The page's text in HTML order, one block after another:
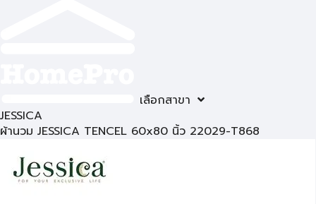
เลือกสาขา
JESSICA
ผ้านวม JESSICA TENCEL 60x80 นิ้ว 22029-T868